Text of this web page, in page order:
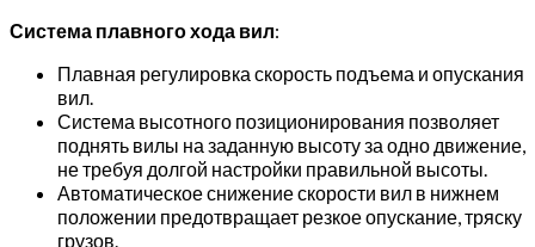
Система плавного хода вил:
Плавная регулировка скорость подъема и опускания
вил.
Система высотного позиционирования позволяет
поднять вилы на заданную высоту за одно движение,
не требуя долгой настройки правильной высоты.
Автоматическое снижение скорости вил в нижнем
положении предотвращает резкое опускание, тряску
грузов.